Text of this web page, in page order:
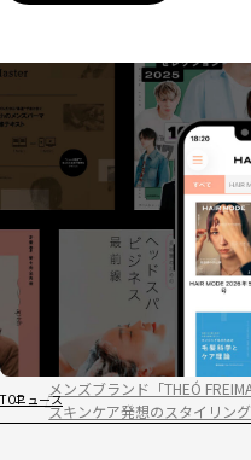
TOPニュース
メンズブランド「THEÓ
スキンケア発想のスタイリン